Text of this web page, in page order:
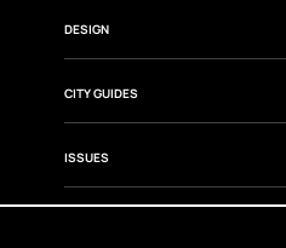
FASHION & BEAUTY
WELLNESS & HEALTH
DESIGN